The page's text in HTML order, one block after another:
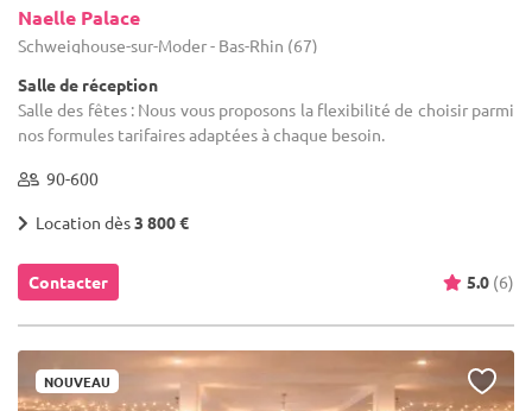
Naelle Palace
Schweighouse-sur-Moder - Bas-Rhin (67)
Salle de réception
Salle des fêtes : Nous vous proposons la flexibilité de choisir parmi
nos formules tarifaires adaptées à chaque besoin.
90-600
Location dès3 800 €
Contacter 5.0 (6)
NOUVEAU